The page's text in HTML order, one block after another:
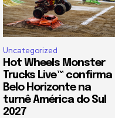
Uncategorized
Hot Wheels Monster
Trucks Live™ confirma
Belo Horizonte na
turnê América do Sul
2027